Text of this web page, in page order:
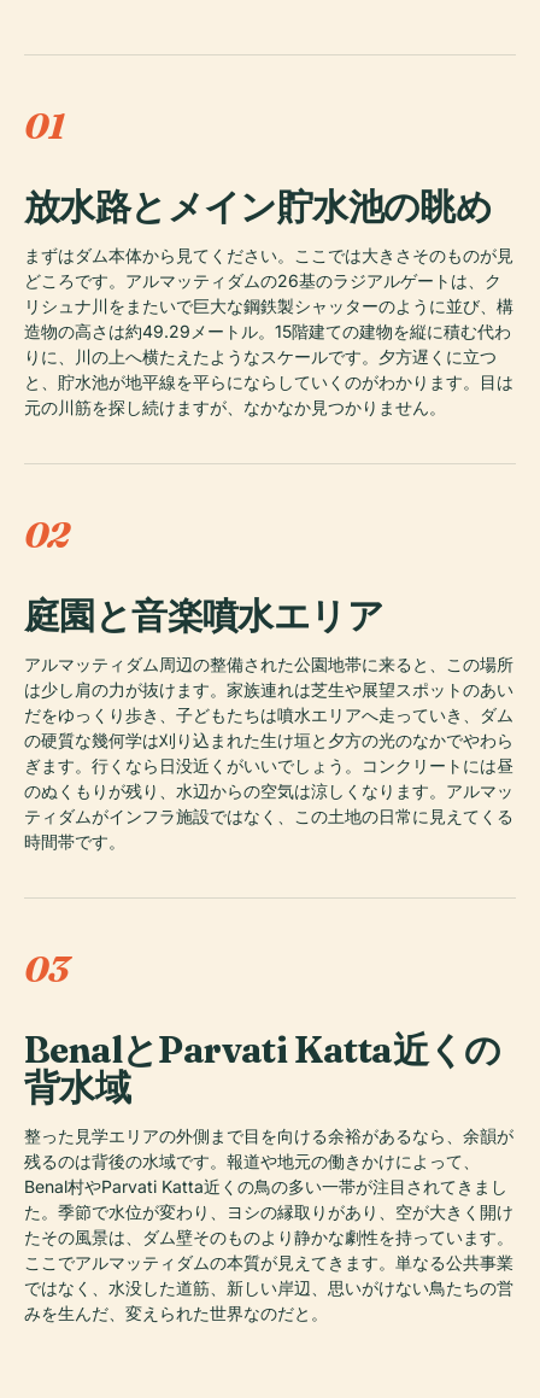
01
放水路とメイン貯水池の眺め
まずはダム本体から見てください。ここでは大きさそのものが見
どころです。アルマッティダムの26基のラジアルゲートは、ク
リシュナ川をまたいで巨大な鋼鉄製シャッターのように並び、構
造物の高さは約49.29メートル。15階建ての建物を縦に積む代わ
りに、川の上へ横たえたようなスケールです。夕方遅くに立つ
と、貯水池が地平線を平らにならしていくのがわかります。目は
元の川筋を探し続けますが、なかなか見つかりません。
02
庭園と音楽噴水エリア
アルマッティダム周辺の整備された公園地帯に来ると、この場所
は少し肩の力が抜けます。家族連れは芝生や展望スポットのあい
だをゆっくり歩き、子どもたちは噴水エリアへ走っていき、ダム
の硬質な幾何学は刈り込まれた生け垣と夕方の光のなかでやわら
ぎます。行くなら日没近くがいいでしょう。コンクリートには昼
のぬくもりが残り、水辺からの空気は涼しくなります。アルマッ
ティダムがインフラ施設ではなく、この土地の日常に見えてくる
時間帯です。
03
BenalとParvati Katta近くの
背水域
整った見学エリアの外側まで目を向ける余裕があるなら、余韻が
残るのは背後の水域です。報道や地元の働きかけによって、
Benal村やParvati Katta近くの鳥の多い一帯が注目されてきまし
た。季節で水位が変わり、ヨシの縁取りがあり、空が大きく開け
たその風景は、ダム壁そのものより静かな劇性を持っています。
ここでアルマッティダムの本質が見えてきます。単なる公共事業
ではなく、水没した道筋、新しい岸辺、思いがけない鳥たちの営
みを生んだ、変えられた世界なのだと。